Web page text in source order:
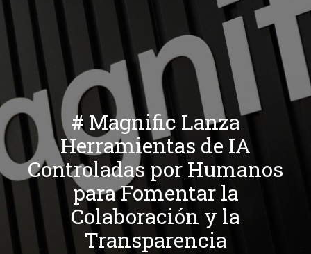
# Magnific Lanza
Herramientas de IA
Controladas por Humanos
para Fomentar la
Colaboración y la
Transparencia